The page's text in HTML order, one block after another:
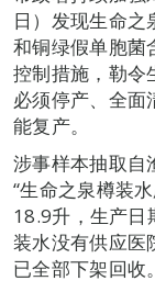
日）发现生命
和铜绿假单胞菌
控制措施，勒令
必须停产、全面
能复产。
涉事样本抽取
“生命之泉樽装
18.9升，生产日
装水没有供应医
已全部下架回收。